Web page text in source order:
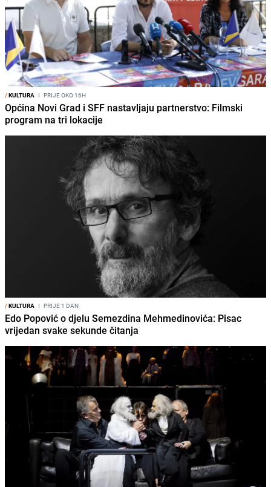
/KULTURA I PRIJE OKO 16H
Općina Novi Grad i SFF nastavljaju partnerstvo: Filmski
program na tri lokacije
/KULTURA I PRIJE 1 DAN
Edo Popović o djelu Semezdina Mehmedinovića: Pisac
vrijedan svake sekunde čitanja